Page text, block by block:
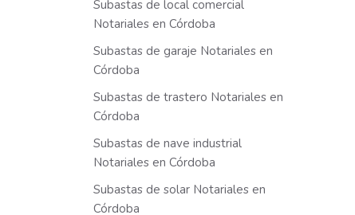
Subastas de local comercial
Notariales en Córdoba
Subastas de garaje Notariales en
Córdoba
Subastas de trastero Notariales en
Córdoba
Subastas de nave industrial
Notariales en Córdoba
Subastas de solar Notariales en
Córdoba